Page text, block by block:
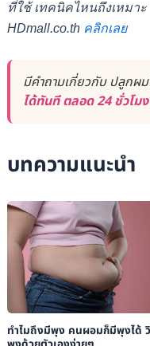
ที่ใช้ เทคนิคไหนถึงเหมา
HDmall.co.th คลิกเลย
มีคำถามเกี่ยวกับ ปลูกผ
ได้ทันที ตลอด 24 ชั่วโม
บทความแนะนำ
ทำไมถึงมีพุง คนผอมก็มีพุงได้